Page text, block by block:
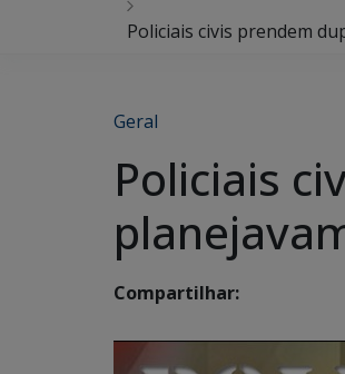
Policiais civis prendem
Geral
Policiais
Compartilhar: